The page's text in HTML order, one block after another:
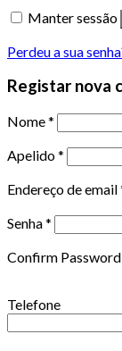
Manter sessão
Perdeu a sua
Registar nova
Nome*
Apelido*
Endereço de email
Senha*
Confirm Password
Telefone